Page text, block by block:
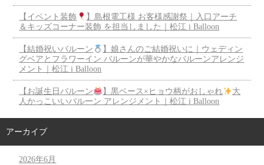
【イベント装飾
】島根電工様 お客様感謝祭｜入口アーチ
＆キッズコーナー装飾 を担当しました｜松江 i Balloon
【結婚祝いバルーン
】娘さんのご結婚祝いに｜ウェディン
グベアとフラワーイン バルーンが華やかなバルーンアレンジ
メント｜松江 i Balloon
【お誕生日バルーン 】黒ベース×ヒョウ柄がおしゃれ
大
人かっこいいバルーン アレンジメント｜松江 i Balloon
アーカイブ
2026年6月